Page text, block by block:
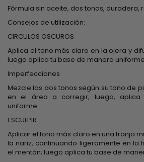
Fórmula sin aceite, dos tonos, duradera,
Consejos de utilización:
CIRCULOS OSCUROS
Aplica el tono más claro en la ojera y
luego aplica tu base de manera
Imperfecciones
Mezcle los dos tonos según su tono de
en el área a corregir; luego,
uniforme.
ESCULPIR
Aplicar el tono más claro en una franja
la nariz, continuando ligeramente en la
el mentón; luego aplica tu base de